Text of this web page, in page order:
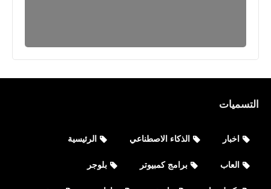
مجانية للاندرويدالتسميات
اخبار الذكاء الاصطناعي الرئيسية
العاب برامج كمبيوتر بلوجر